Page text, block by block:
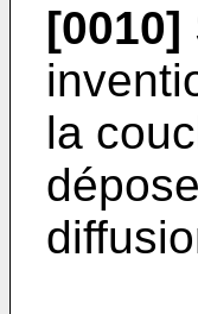
[0010]
la